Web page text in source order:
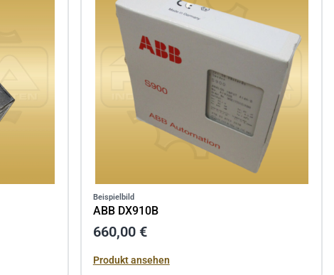
Beispielbild
ABB DX910B
660,00 €
Produkt ansehen